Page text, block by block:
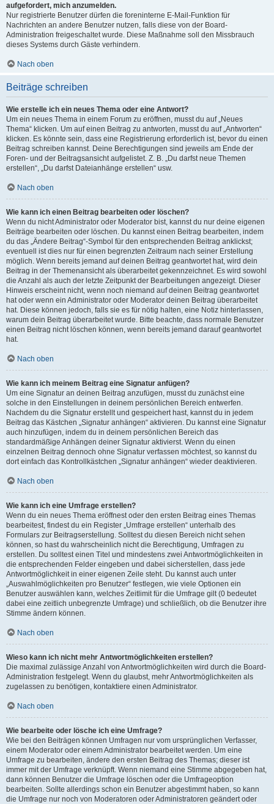
aufgefordert, mich anzumelden.
Nur registrierte Benutzer dürfen die foreninterne E-Mail-Funktion für
Nachrichten an andere Benutzer nutzen, falls diese von der Board-
Administration freigeschaltet wurde. Diese Maßnahme soll den Missbrauch
dieses Systems durch Gäste verhindern.
Nach oben
Beiträge schreiben
Wie erstelle ich ein neues Thema oder eine Antwort?
Um ein neues Thema in einem Forum zu eröffnen, musst du auf „Neues
Thema“ klicken. Um auf einen Beitrag zu antworten, musst du auf „Antworten“
klicken. Es könnte sein, dass eine Registrierung erforderlich ist, bevor du einen
Beitrag schreiben kannst. Deine Berechtigungen sind jeweils am Ende der
Foren- und der Beitragsansicht aufgelistet. Z. B. „Du darfst neue Themen
erstellen“, „Du darfst Dateianhänge erstellen“ usw.
Nach oben
Wie kann ich einen Beitrag bearbeiten oder löschen?
Wenn du nicht Administrator oder Moderator bist, kannst du nur deine eigenen
Beiträge bearbeiten oder löschen. Du kannst einen Beitrag bearbeiten, indem
du das „Ändere Beitrag“-Symbol für den entsprechenden Beitrag anklickst;
eventuell ist dies nur für einen begrenzten Zeitraum nach seiner Erstellung
möglich. Wenn bereits jemand auf deinen Beitrag geantwortet hat, wird dein
Beitrag in der Themenansicht als überarbeitet gekennzeichnet. Es wird sowohl
die Anzahl als auch der letzte Zeitpunkt der Bearbeitungen angezeigt. Dieser
Hinweis erscheint nicht, wenn noch niemand auf deinen Beitrag geantwortet
hat oder wenn ein Administrator oder Moderator deinen Beitrag überarbeitet
hat. Diese können jedoch, falls sie es für nötig halten, eine Notiz hinterlassen,
warum dein Beitrag überarbeitet wurde. Bitte beachte, dass normale Benutzer
einen Beitrag nicht löschen können, wenn bereits jemand darauf geantwortet
hat.
Nach oben
Wie kann ich meinem Beitrag eine Signatur anfügen?
Um eine Signatur an deinen Beitrag anzufügen, musst du zunächst eine
solche in den Einstellungen in deinem persönlichen Bereich entwerfen.
Nachdem du die Signatur erstellt und gespeichert hast, kannst du in jedem
Beitrag das Kästchen „Signatur anhängen“ aktivieren. Du kannst eine Signatur
auch hinzufügen, indem du in deinem persönlichen Bereich das
standardmäßige Anhängen deiner Signatur aktivierst. Wenn du einen
einzelnen Beitrag dennoch ohne Signatur verfassen möchtest, so kannst du
dort einfach das Kontrollkästchen „Signatur anhängen“ wieder deaktivieren.
Nach oben
Wie kann ich eine Umfrage erstellen?
Wenn du ein neues Thema eröffnest oder den ersten Beitrag eines Themas
bearbeitest, findest du ein Register „Umfrage erstellen“ unterhalb des
Formulars zur Beitragserstellung. Solltest du diesen Bereich nicht sehen
können, so hast du wahrscheinlich nicht die Berechtigung, Umfragen zu
erstellen. Du solltest einen Titel und mindestens zwei Antwortmöglichkeiten in
die entsprechenden Felder eingeben und dabei sicherstellen, dass jede
Antwortmöglichkeit in einer eigenen Zeile steht. Du kannst auch unter
„Auswahlmöglichkeiten pro Benutzer“ festlegen, wie viele Optionen ein
Benutzer auswählen kann, welches Zeitlimit für die Umfrage gilt (0 bedeutet
dabei eine zeitlich unbegrenzte Umfrage) und schließlich, ob die Benutzer ihre
Stimme ändern können.
Nach oben
Wieso kann ich nicht mehr Antwortmöglichkeiten erstellen?
Die maximal zulässige Anzahl von Antwortmöglichkeiten wird durch die Board-
Administration festgelegt. Wenn du glaubst, mehr Antwortmöglichkeiten als
zugelassen zu benötigen, kontaktiere einen Administrator.
Nach oben
Wie bearbeite oder lösche ich eine Umfrage?
Wie bei den Beiträgen können Umfragen nur vom ursprünglichen Verfasser,
einem Moderator oder einem Administrator bearbeitet werden. Um eine
Umfrage zu bearbeiten, ändere den ersten Beitrag des Themas; dieser ist
immer mit der Umfrage verknüpft. Wenn niemand eine Stimme abgegeben hat,
dann können Benutzer die Umfrage löschen oder die Umfrageoption
bearbeiten. Sollte allerdings schon ein Benutzer abgestimmt haben, so kann
die Umfrage nur noch von Moderatoren oder Administratoren geändert oder